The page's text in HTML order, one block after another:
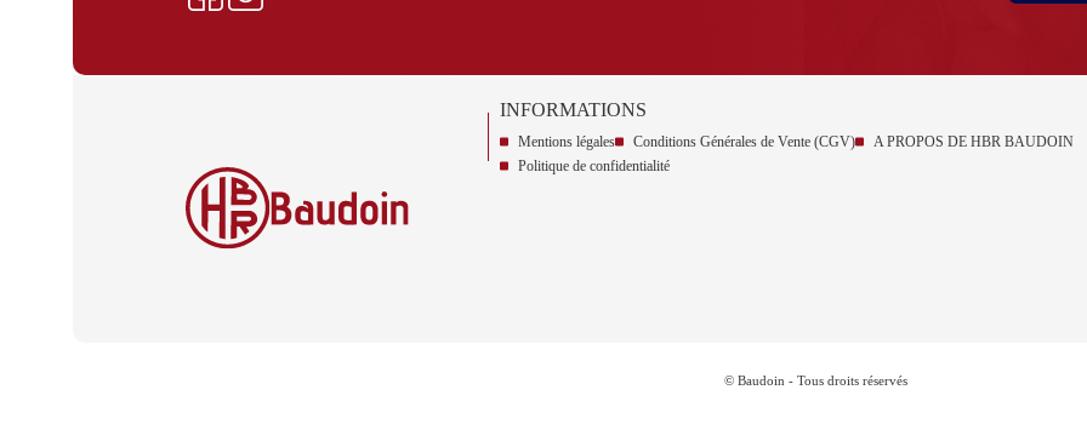
INFORMATIONS
Mentions légales Conditions Générales de Vente (CGV)
A PROPOS DE HBR BAUDOIN
Politique de confidentialité
© Baudoin - Tous droits réservés